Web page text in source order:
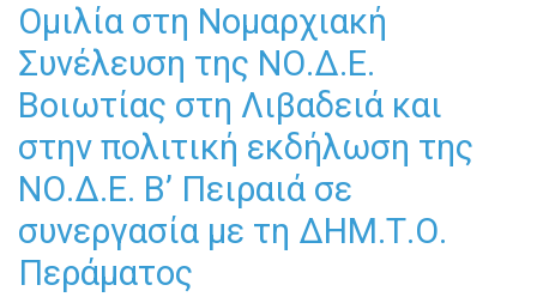
Ομιλία στη Νομαρχιακή
Συνέλευση της ΝΟ.Δ.Ε.
Βοιωτίας στη Λιβαδειά και
στην πολιτική εκδήλωση της
ΝΟ.Δ.Ε. Β’ Πειραιά σε
συνεργασία με τη ΔΗΜ.Τ.Ο.
Περάματος